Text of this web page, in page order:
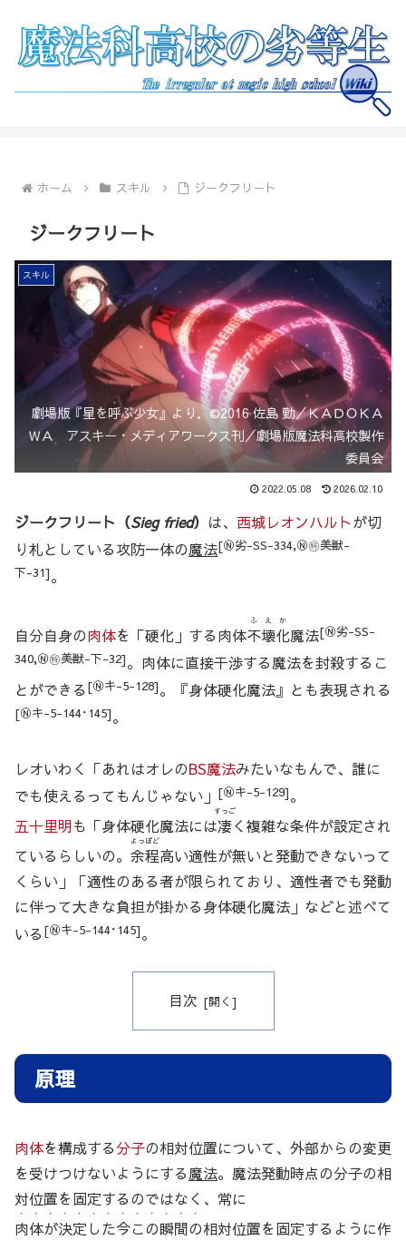
ホーム スキル ジークフリート
ジークフリート
スキル
劇場版『星を呼ぶ少女』より．©2016 佐島 勤／ＫＡＤＯＫＡ
ＷＡ アスキー・メディアワークス刊／劇場版魔法科高校製作
委員会
2022.05.08 2026.02.10
ジークフリート（Sieg fried） は、 西城レオンハルトが切
り札としている攻防一体の魔法[Ⓝ劣-SS-334,Ⓝ㊕美獣-
下-31]。
自分自身の肉体を「硬化」する肉体不壊化
ふえか
魔法[Ⓝ劣-SS-
340,Ⓝ㊕美獣-下-32]。肉体に直接干渉する魔法を封殺するこ
とができる [Ⓝキ-5-128]。『身体硬化魔法』とも表現される
[Ⓝキ-5-144･145]。
レオいわく「あれはオレのBS魔法みたいなもんで、誰に
でも使えるってもんじゃない」 [Ⓝキ-5-129]。
五十里明も「身体硬化魔法には凄
すっご
く複雑な条件が設定され
ているらしいの。 余程
よっぽど
高い適性が無いと発動できないって
くらい」「適性のある者が限られており、適性者でも発動
に伴って大きな負担が掛かる身体硬化魔法」などと述べて
いる [Ⓝキ-5-144･145]。
目次
原理
肉体を構成する分子の相対位置について、外部からの変更
を受けつけないようにする魔法。魔法発動時点の分子の相
対位置を固定するのではなく、常に
肉体が決定した今この瞬間の
・・・・・・・・・・・・・
相対位置を固定するように作